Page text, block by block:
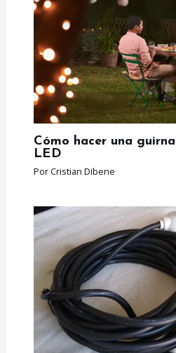
Cómo hacer una
LED
PorCristian Dibene